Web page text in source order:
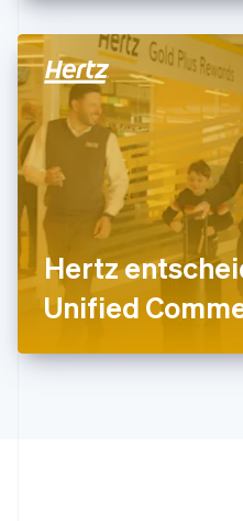
Hertz
Unified
Japan
日本語English
Kanada
English Français
Kroatien
EnglishItaliano
Lettland
English
Liechtenstein
DeutschEnglish
Litauen
English
Luxemburg
FrançaisDeutschEnglish
Malaysia
Malta